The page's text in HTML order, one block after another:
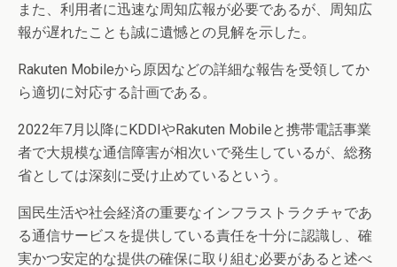
また、利用者に迅速な周知広報が必要であるが、周知広
報が遅れたことも誠に遺憾との見解を示した。
Rakuten Mobileから原因などの詳細な報告を受領してか
ら適切に対応する計画である。
2022年7月以降にKDDIやRakuten Mobileと携帯電話事業
者で大規模な通信障害が相次いで発生しているが、総務
省としては深刻に受け止めているという。
国民生活や社会経済の重要なインフラストラクチャであ
る通信サービスを提供している責任を十分に認識し、確
実かつ安定的な提供の確保に取り組む必要があると述べ